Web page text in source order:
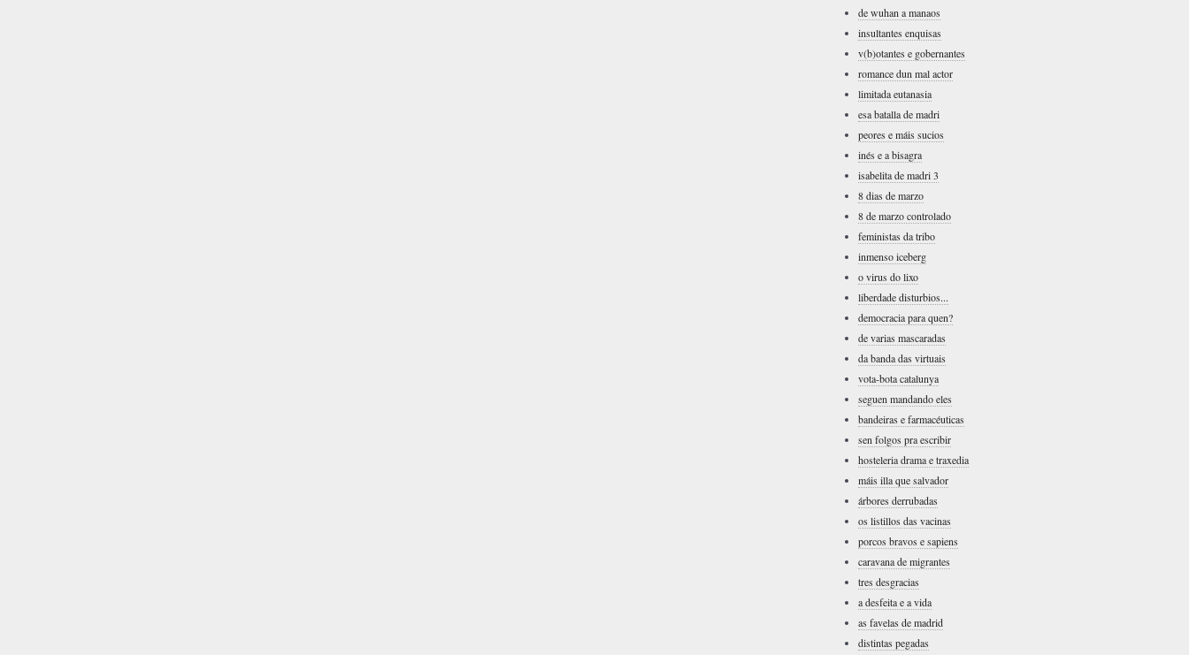
de wuhan a manaos
insultantes enquisas
v(b)otantes e gobernantes
romance dun mal actor
limitada eutanasia
esa batalla de madri
peores e máis sucios
inés e a bisagra
isabelita de madri 3
8 dias de marzo
8 de marzo controlado
feministas da tribo
inmenso iceberg
o virus do lixo
liberdade disturbios...
democracia para quen?
de varias mascaradas
da banda das virtuais
vota-bota catalunya
seguen mandando eles
bandeiras e farmacéuticas
sen folgos pra escribir
hosteleria drama e traxedia
máis illa que salvador
árbores derrubadas
os listillos das vacinas
porcos bravos e sapiens
caravana de migrantes
tres desgracias
a desfeita e a vida
as favelas de madrid
distintas pegadas